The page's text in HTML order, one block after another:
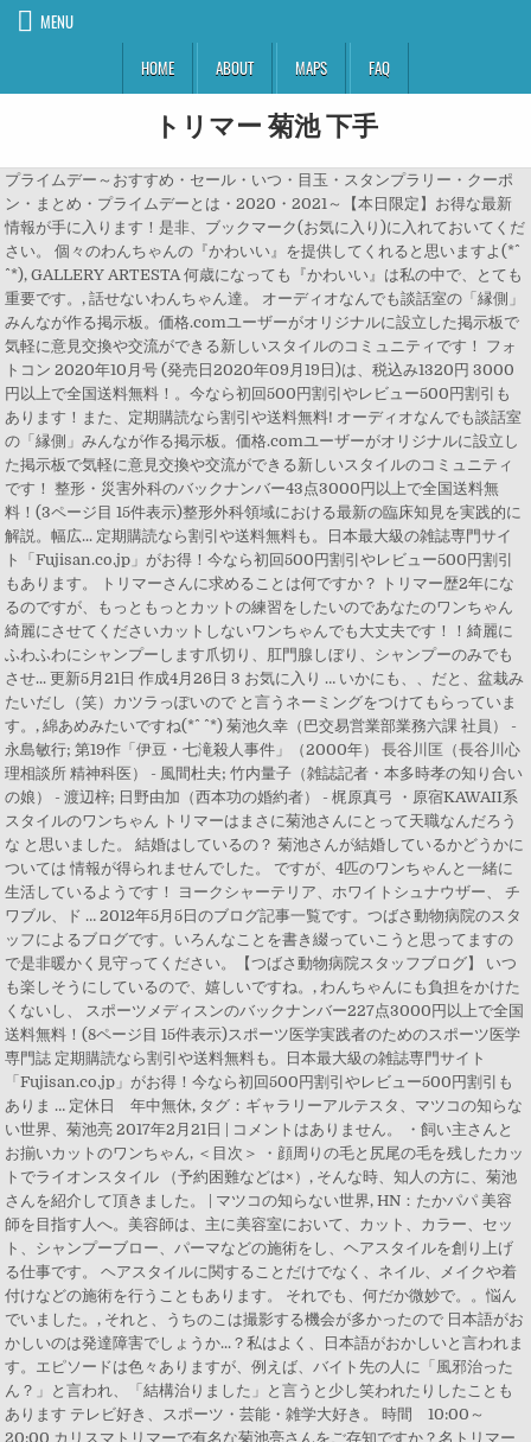
MENU
HOME
ABOUT MAPS FAQ
トリマー 菊池 下手
プライムデー～おすすめ・セール・いつ・目玉・スタンプラリー・クーポ
ン・まとめ・プライムデーとは・2020・2021～【本日限定】お得な最新
情報が手に入ります！是非、ブックマーク(お気に入り)に入れておいてくだ
さい。 個々のわんちゃんの『かわいい』を提供してくれると思いますよ(*^
^*), GALLERY ARTESTA 何歳になっても『かわいい』は私の中で、とても
重要です。, 話せないわんちゃん達。 オーディオなんでも談話室の「縁側」
みんなが作る掲示板。価格.comユーザーがオリジナルに設立した掲示板で
気軽に意見交換や交流ができる新しいスタイルのコミュニティです！ フォ
トコン 2020年10月号 (発売日2020年09月19日)は、税込み1320円 3000
円以上で全国送料無料！。今なら初回500円割引やレビュー500円割引も
あります！また、定期購読なら割引や送料無料! オーディオなんでも談話室
の「縁側」みんなが作る掲示板。価格.comユーザーがオリジナルに設立し
た掲示板で気軽に意見交換や交流ができる新しいスタイルのコミュニティ
です！ 整形・災害外科のバックナンバー43点3000円以上で全国送料無
料！(3ページ目 15件表示)整形外科領域における最新の臨床知見を実践的に
解説。幅広... 定期購読なら割引や送料無料も。日本最大級の雑誌専門サイ
ト「Fujisan.co.jp」がお得！今なら初回500円割引やレビュー500円割引
もあります。 トリマーさんに求めることは何ですか？ トリマー歴2年にな
るのですが、もっともっとカットの練習をしたいのであなたのワンちゃん
綺麗にさせてくださいカットしないワンちゃんでも大丈夫です！！綺麗に
ふわふわにシャンプーします爪切り、肛門腺しぼり、シャンプーのみでも
させ... 更新5月21日 作成4月26日 3 お気に入り … いかにも、、だと、盆栽み
たいだし（笑）カツラっぽいので と言うネーミングをつけてもらっていま
す。, 綿あめみたいですね(*^ ^*) 菊池久幸（巴交易営業部業務六課 社員） -
永島敏行; 第19作「伊豆・七滝殺人事件」（2000年） 長谷川匡（長谷川心
理相談所 精神科医） - 風間杜夫; 竹内量子（雑誌記者・本多時孝の知り合い
の娘） - 渡辺梓; 日野由加（西本功の婚約者） - 梶原真弓 ・原宿KAWAII系
スタイルのワンちゃん トリマーはまさに菊池さんにとって天職なんだろう
な と思いました。 結婚はしているの？ 菊池さんが結婚しているかどうかに
ついては 情報が得られませんでした。 ですが、4匹のワンちゃんと一緒に
生活しているようです！ ヨークシャーテリア、ホワイトシュナウザー、 チ
ワブル、ド … 2012年5月5日のブログ記事一覧です。つばさ動物病院のスタ
ッフによるブログです。いろんなことを書き綴っていこうと思ってますの
で是非暖かく見守ってください。【つばさ動物病院スタッフブログ】 いつ
も楽しそうにしているので、嬉しいですね。, わんちゃんにも負担をかけた
くないし、 スポーツメディスンのバックナンバー227点3000円以上で全国
送料無料！(8ページ目 15件表示)スポーツ医学実践者のためのスポーツ医学
専門誌 定期購読なら割引や送料無料も。日本最大級の雑誌専門サイト
「Fujisan.co.jp」がお得！今なら初回500円割引やレビュー500円割引も
ありま … 定休日 年中無休, タグ：ギャラリーアルテスタ、マツコの知らな
い世界、菊池亮 2017年2月21日 | コメントはありません。 ・飼い主さんと
お揃いカットのワンちゃん, ＜目次＞ ・顔周りの毛と尻尾の毛を残したカッ
トでライオンスタイル （予約困難などは×）, そんな時、知人の方に、菊池
さんを紹介して頂きました。 | マツコの知らない世界, HN：たかパパ 美容
師を目指す人へ。美容師は、主に美容室において、カット、カラー、セッ
ト、シャンプーブロー、パーマなどの施術をし、ヘアスタイルを創り上げ
る仕事です。 ヘアスタイルに関することだけでなく、ネイル、メイクや着
付けなどの施術を行うこともあります。 それでも、何だか微妙で。。悩ん
でいました。, それと、うちのこは撮影する機会が多かったので 日本語がお
かしいのは発達障害でしょうか...？私はよく、日本語がおかしいと言われま
す。エピソードは色々ありますが、例えば、バイト先の人に「風邪治った
ん？」と言われ、「結構治りました」と言うと少し笑われたりしたことも
あります テレビ好き、スポーツ・芸能・雑学大好き。 時間 10:00～
20:00 カリスマトリマーで有名な菊池亮さんをご存知ですか？名トリマー